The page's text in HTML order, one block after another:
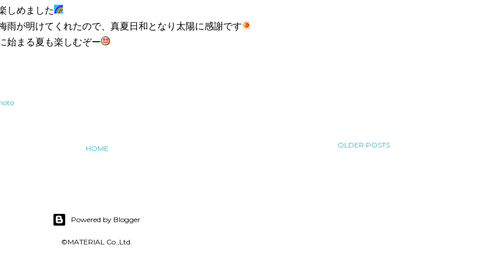
しめました
雨が明けてくれたので、真夏日和となり太陽に感謝です
始まる夏も楽しむぞー
OLDER POSTS
HOME
Powered by Blogger
©MATERIAL Co.,Ltd.